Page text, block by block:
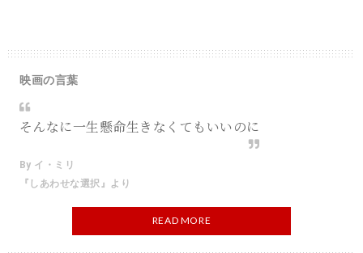
映画の言葉
そんなに一生懸命生きなくてもいいのに
By イ・ミリ
『しあわせな選択』より
READ MORE